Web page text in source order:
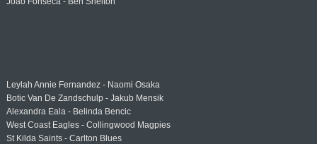
Leylah Annie Fernandez - Naomi Osaka
Botic Van De Zandschulp - Jakub Mensik
Alexandra Eala - Belinda Bencic
West Coast Eagles - Collingwood Magpies
St Kilda Saints - Carlton Blues